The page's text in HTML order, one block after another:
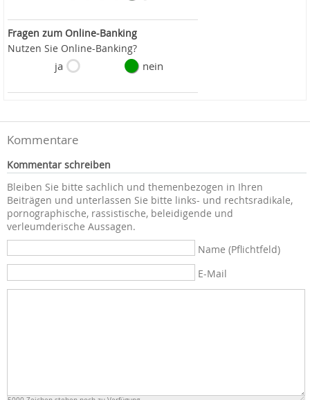
Fragen zum Online-Banking
Nutzen Sie Online-Banking?
ja nein
Kommentare
Kommentar schreiben
Bleiben Sie bitte sachlich und themenbezogen in Ihren
Beiträgen und unterlassen Sie bitte links- und rechtsradikale,
pornographische, rassistische, beleidigende und
verleumderische Aussagen.
Name (Pflichtfeld)
E-Mail